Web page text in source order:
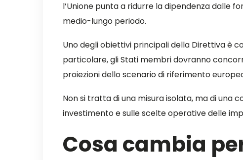
l’Unione punta a ridurre la dipendenza dalle
medio-lungo periodo.
Uno degli obiettivi principali della Direttiva è
particolare, gli Stati membri dovranno
proiezioni dello scenario di riferimento
Non si tratta di una misura isolata, ma di una
investimento e sulle scelte operative delle
Cosa cambia